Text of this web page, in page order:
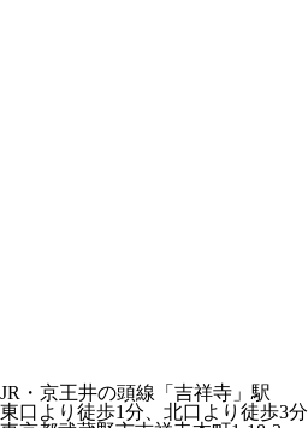
JR・京王井の頭線「吉祥寺」駅
東口より徒歩1分、北口より徒歩3分